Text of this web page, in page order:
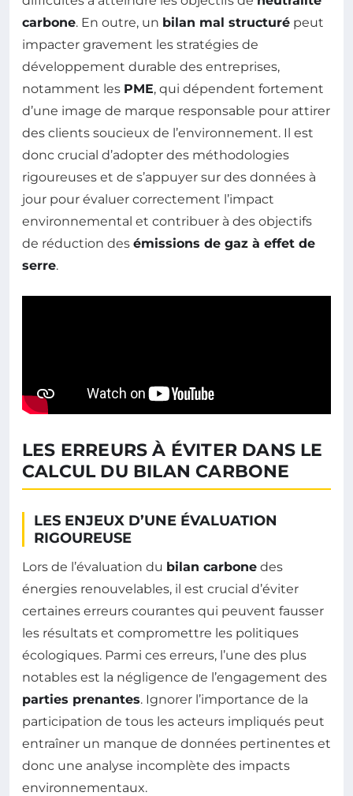
carbone. En outre, un bilan mal structuré peut
impacter gravement les stratégies de
développement durable des entreprises,
notamment les PME, qui dépendent fortement
d’une image de marque responsable pour attirer
des clients soucieux de l’environnement. Il est
donc crucial d’adopter des méthodologies
rigoureuses et de s’appuyer sur des données à
jour pour évaluer correctement l’impact
environnemental et contribuer à des objectifs
de réduction des émissions de gaz à effet de
serre.
LES ERREURS À ÉVITER DANS LE
CALCUL DU BILAN CARBONE
LES ENJEUX D’UNE ÉVALUATION
RIGOUREUSE
Lors de l’évaluation du bilan carbone des
énergies renouvelables, il est crucial d’éviter
certaines erreurs courantes qui peuvent fausser
les résultats et compromettre les politiques
écologiques. Parmi ces erreurs, l’une des plus
notables est la négligence de l’engagement des
parties prenantes. Ignorer l’importance de la
participation de tous les acteurs impliqués peut
entraîner un manque de données pertinentes et
donc une analyse incomplète des impacts
environnementaux.